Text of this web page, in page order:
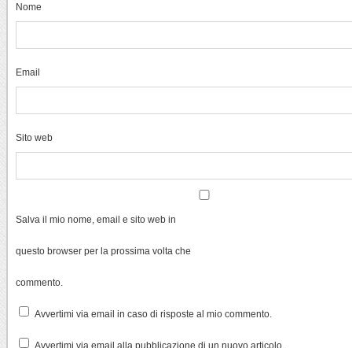
Nome
Email
Sito web
Salva il mio nome, email e sito web in
questo browser per la prossima volta che
commento.
Avvertimi via email in caso di risposte al mio commento.
Avvertimi via email alla pubblicazione di un nuovo articolo.